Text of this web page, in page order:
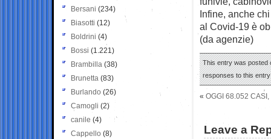
Infine, anche
al Covid-19 è
(da agenzie)
This entry was posted
responses to this
« OGGI 68.052 CASI,
Leave a
Bersani (234)
Biasotti (12)
Boldrini (4)
Bossi (1.221)
Brambilla (38)
Brunetta (83)
Burlando (26)
Camogli (2)
canile (4)
Cappello (8)